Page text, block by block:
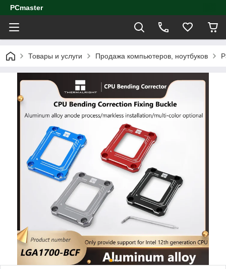
PCmaster
Товары и услуги Продажа компьютеров, ноутбуков